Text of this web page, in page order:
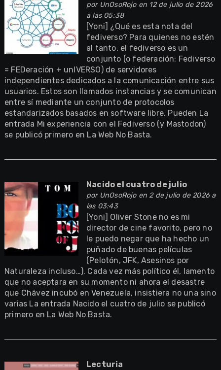
por UnOsoRojoen 12 de julio de 2026
a las 05:38
[Yoni] ¿Qué es esta nota del
fediverso? Para quienes no estén
al tanto, el fediverso es un
conjunto (o federación: Fediverso
= FEDeración + unIVERSO) de servidores
independientes dedicados a la comunicación entre sus
usuarios. Estos son llamados instancias y se comunican
entre sí mediante un conjunto de protocolos
estandarizados basados en software libre. Pueden La
entrada Mi experiencia con el Fediverso (y Mastodon)
se publicó primero en La Web No Basta.
Nacido el cuatro de julio
por UnOsoRojoen 2 de julio de 2026 a
las 03:43
[Yoni] Oliver Stone no es mi
director de cine favorito, pero no
le puedo negar que ha hecho un
puñado de buenas películas
(Pelotón, JFK, Asesinos por
Naturaleza incluso…). Cada vez más político él, lamento
que no aceptara en su momento ni ahora el desastre
que Chávez incubó en Venezuela, insistiera no una sino
varias La entrada Nacido el cuatro de julio se publicó
primero en La Web No Basta.
Lecturia